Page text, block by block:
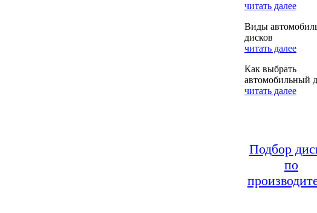
читать далее
Виды
дисков
читать далее
Как выбрать
автомобильный
читать далее
Подбор
по